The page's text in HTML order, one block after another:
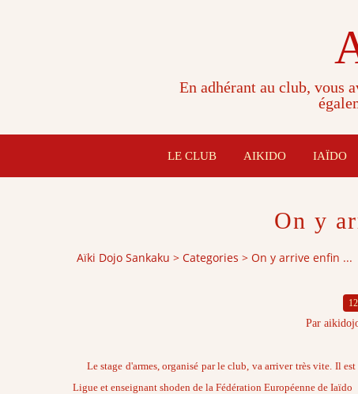
En adhérant au club, vous
LE CLUB AIKIDO IAÏDO
On y
Aïki Dojo Sankaku > Categories > On y arrive enfin ...
Par
Le stage d'armes, organisé par le club, va arriver très vite. Il
Ligue et enseignant shoden de la Fédération Européenne de Iaïdo